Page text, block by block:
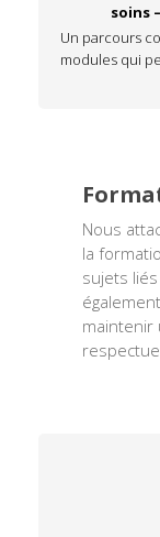
soins
Un parcours
modules qui
Nous
la
sujets
maintenir